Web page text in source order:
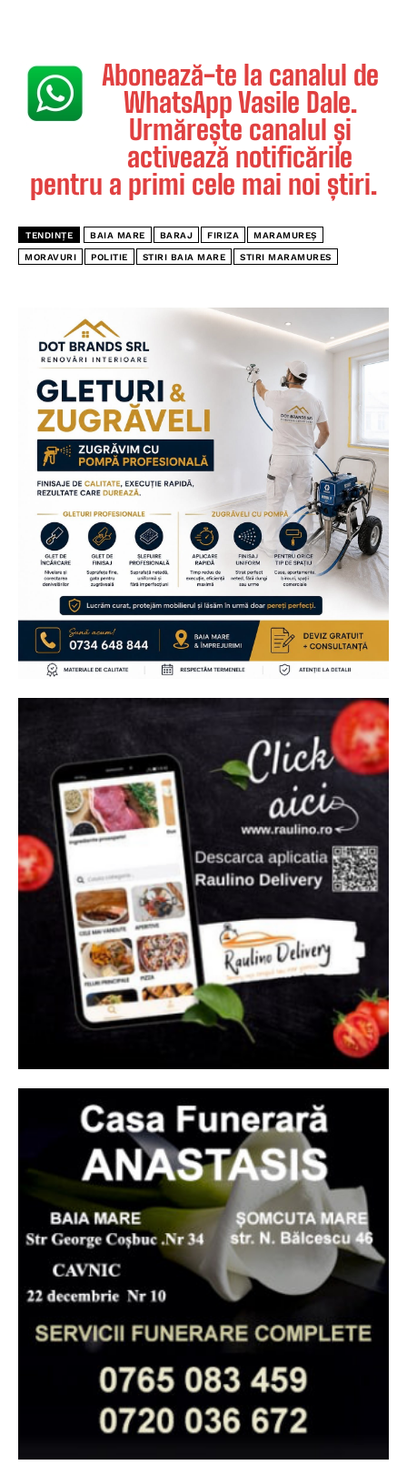
Abonează-te la canalul de
WhatsApp Vasile Dale.
Urmărește canalul și
activează notificările
pentru a primi cele mai noi știri.
TENDINȚE BAIA MARE BARAJ FIRIZA MARAMUREȘ
MORAVURI POLITIE STIRI BAIA MARE STIRI MARAMURES